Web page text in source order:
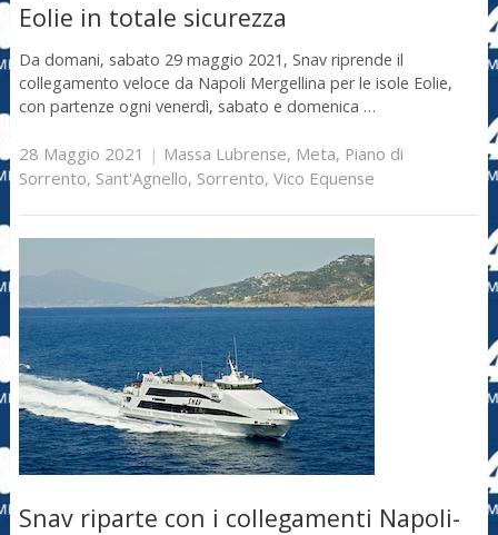
Eolie in totale sicurezza
Da domani, sabato 29 maggio 2021, Snav riprende il
collegamento veloce da Napoli Mergellina per le isole Eolie,
con partenze ogni venerdì, sabato e domenica …
28 Maggio 2021 | Massa Lubrense, Meta, Piano di
Sorrento, Sant'Agnello, Sorrento, Vico Equense
Snav riparte con i collegamenti Napoli-